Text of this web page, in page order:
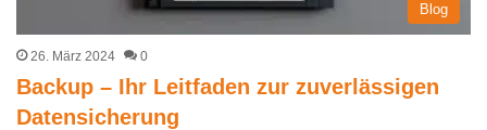
Blog
26. März 2024 0
Backup – Ihr Leitfaden zur zuverlässigen
Datensicherung